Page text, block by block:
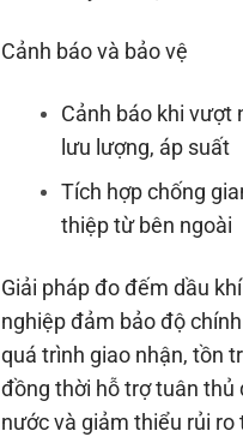
Cảnh báo và bảo vệ
Cảnh báo khi vượt
lưu lượng, áp suất
Tích hợp chống
thiệp từ bên ngoài
Giải pháp đo đếm dầu
nghiệp đảm bảo độ
quá trình giao nhận, tồn
đồng thời hỗ trợ tuân thủ
nước và giảm thiểu rủi ro